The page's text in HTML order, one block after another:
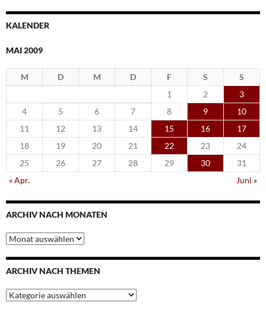
KALENDER
MAI 2009
M D M D F S
S
1
2
3
4
5 6 7 8 9
10
11
12 13 14 15 16
17
18
19 20 21 22 23
24
25
26 27 28 29 30
31
« Apr.
Juni »
ARCHIV NACH MONATEN
Archiv
nach
Monaten
ARCHIV NACH THEMEN
Archiv
nach